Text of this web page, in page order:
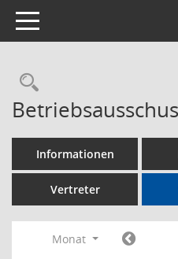
Toggle navigation
Informationen
Vertreter
Monat